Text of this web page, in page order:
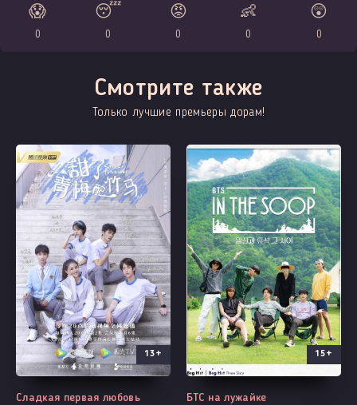
😱
0
😴
0
😡
0
👶
0
😲
0
Смотрите также
Только лучшие премьеры дорам!
Все серии
13+
Сладкая первая любовь
Выходит - 4 Серия
15+
БТС на лужайке